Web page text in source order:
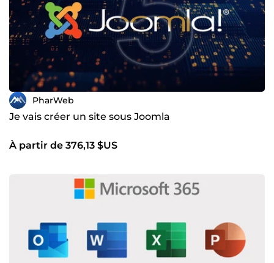
PharWeb
Je vais créer un site sous Joomla
À partir de 376,13 $US